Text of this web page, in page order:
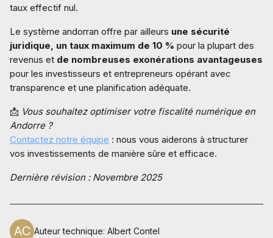
taux effectif nul.
Le système andorran offre par ailleurs une sécurité
juridique, un taux maximum de 10 % pour la plupart des
revenus et de nombreuses exonérations avantageuses
pour les investisseurs et entrepreneurs opérant avec
transparence et une planification adéquate.
📩 Vous souhaitez optimiser votre fiscalité numérique en
Andorre ?
Contactez notre équipe : nous vous aiderons à structurer
vos investissements de manière sûre et efficace.
Dernière révision : Novembre 2025
Auteur technique: Albert Contel